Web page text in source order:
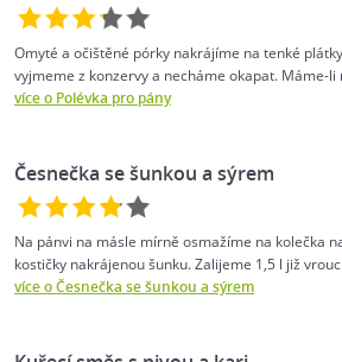
Omyté a očištěné pórky nakrájíme na tenké
vyjmeme z konzervy a necháme okapat. Máme-
více o Polévka pro pány
Česnečka se šunkou a sýrem
Na pánvi na másle mírně osmažíme na kolečka
kostičky nakrájenou šunku. Zalijeme 1,5 l již
více o Česnečka se šunkou a sýrem